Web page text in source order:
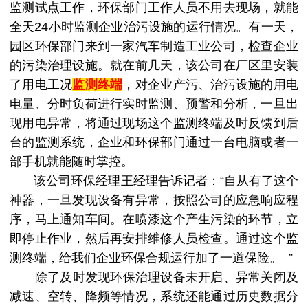
监测试点工作，环保部门工作人员不用去现场，就能
全天24小时监测企业治污设施的运行情况。有一天，
园区环保部门来到一家汽车制造工业公司，检查企业
的污染治理设施。就在前几天，该公司在厂区里安装
了用电工况监测终端 ，对企业产污、治污设施的用电
电量、分时负荷进行实时监测、预警和分析，一旦出
现用电异常，将通过现场这个监测终端及时反馈到后
台的监测系统，企业和环保部门通过一台电脑或者一
部手机就能随时掌控。
该公司环保经理王经理告诉记者：“自从有了这个
神器，一旦发现设备有异常，按照公司的应急响应程
序，马上通知车间。在喷漆这个产生污染的环节，立
即停止作业，然后再安排维修人员检查。通过这个监
测终端，给我们企业环保合规运行加了一道保险。 ”
除了及时发现环保治理设备未开启、异常关闭及
减速、空转、降频等情况，系统还能通过历史数据分